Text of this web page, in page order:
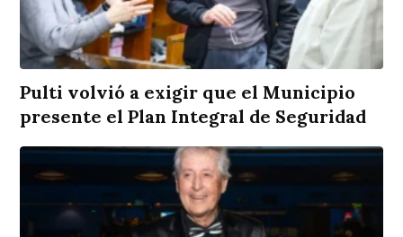
Pulti volvió a exigir que el Municipio
presente el Plan Integral de Seguridad